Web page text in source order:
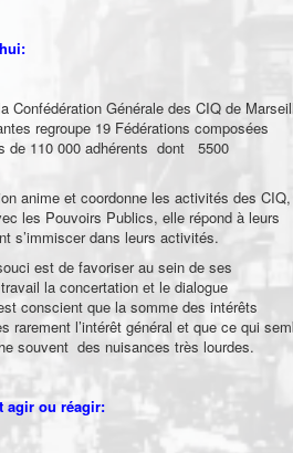
Générale des CIQ de
regroupe 19 Fédérations composées
de 110 000 adhérents dont 5500
et coordonne les activités des CIQ,
les Pouvoirs Publics, elle répond à leurs
s’immiscer dans leurs activités.
de favoriser au sein de ses
la concertation et le dialogue
conscient que la somme des intérêts
rarement l’intérêt général et que ce qui
souvent des nuisances très lourdes.
agir ou réagir: